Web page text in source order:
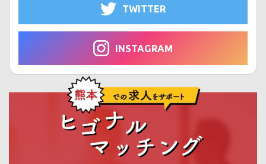
TWITTER
INSTAGRAM